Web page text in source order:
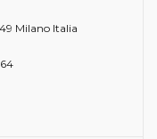
Milano Italia